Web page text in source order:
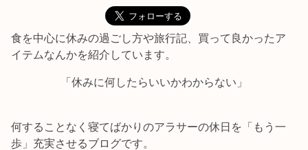
食を中心に休みの過ごし方や旅行記、買って良かったア
イテムなんかを紹介しています。
「休みに何したらいいかわからない」
何することなく寝てばかりのアラサーの休日を「もう一
歩」充実させるブログです。